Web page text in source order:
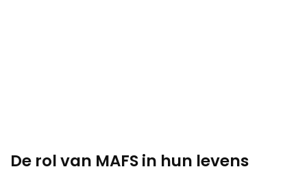
De rol van MAFS in hun levens